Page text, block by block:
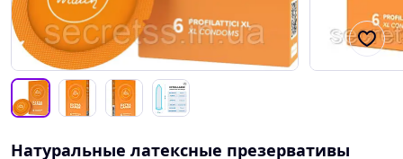
Натуральные латексные презервативы